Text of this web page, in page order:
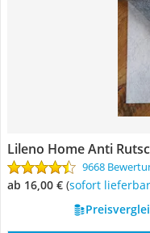
Lileno Home Anti
9668
ab 16,00 € ( Sofort lieferbar